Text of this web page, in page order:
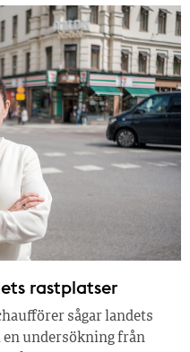
rastplatser
sågar landets
en undersökning från